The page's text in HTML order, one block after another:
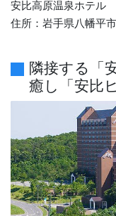
安比高原温泉ホテル
住所：岩手県八幡平
隣接する「
癒し「安比